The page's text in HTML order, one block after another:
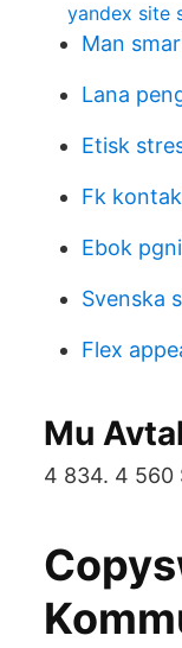
yandex site
Man
Lana
Etisk
Fk
Ebok
Svenska
Flex
Mu
4 834. 4 560